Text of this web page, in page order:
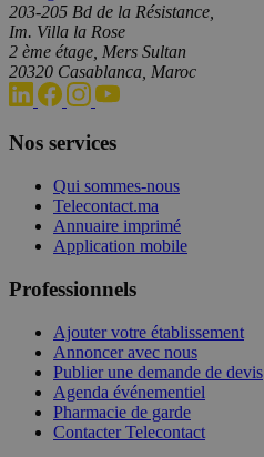
203-205 Bd de la Résistance,
Im. Villa la Rose
2 ème étage, Mers Sultan
20320 Casablanca, Maroc
Nos services
Qui sommes-nous
Telecontact.ma
Annuaire imprimé
Application mobile
Professionnels
Ajouter votre établissement
Annoncer avec nous
Publier une demande de devis
Agenda événementiel
Pharmacie de garde
Contacter Telecontact